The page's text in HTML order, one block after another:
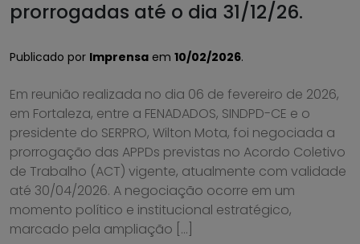
prorrogadas até o dia 31/12/26.
Publicado por Imprensa em 10/02/2026.
Em reunião realizada no dia 06 de fevereiro de 2026,
em Fortaleza, entre a FENADADOS, SINDPD-CE e o
presidente do SERPRO, Wilton Mota, foi negociada a
prorrogação das APPDs previstas no Acordo Coletivo
de Trabalho (ACT) vigente, atualmente com validade
até 30/04/2026. A negociação ocorre em um
momento político e institucional estratégico,
marcado pela ampliação […]